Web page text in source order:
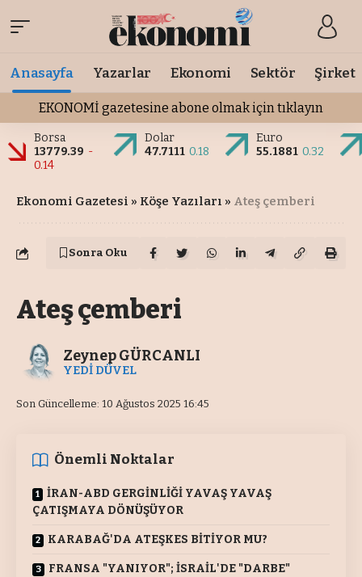
Anasayfa Yazarlar Ekonomi Sektör Şirket
EKONOMİ gazetesine abone olmak için tıklayın
Borsa
13779.39 -
0.14
Dolar
47.7111 0.18
Euro
55.1881 0.32
Ekonomi Gazetesi » Köşe Yazıları » Ateş çemberi
Sonra Oku
Ateş çemberi
Son Güncelleme: 10 Ağustos 2025 16:45
Zeynep GÜRCANLI
YEDİ DÜVEL
Önemli Noktalar
İRAN-ABD GERGİNLİĞİ YAVAŞ YAVAŞ
ÇATIŞMAYA DÖNÜŞÜYOR
KARABAĞ'DA ATEŞKES BİTİYOR MU?
FRANSA "YANIYOR"; İSRAİL'DE "DARBE"